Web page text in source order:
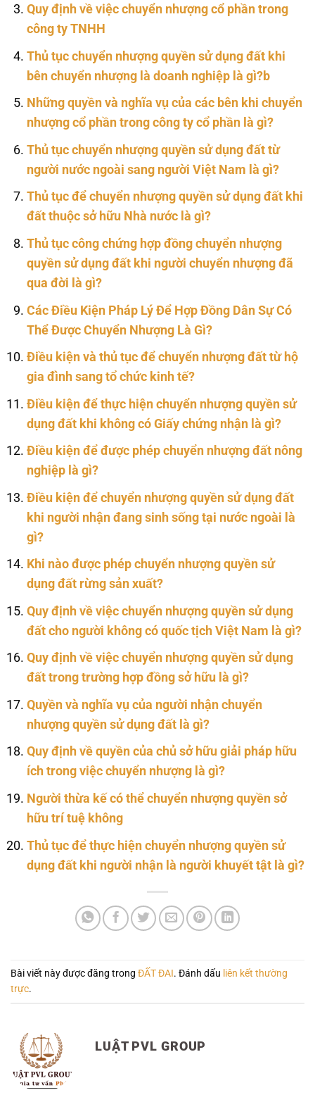
Quy định về việc chuyển nhượng cổ phần trong
công ty TNHH
Thủ tục chuyển nhượng quyền sử dụng đất khi
bên chuyển nhượng là doanh nghiệp là gì?b
Những quyền và nghĩa vụ của các bên khi chuyển
nhượng cổ phần trong công ty cổ phần là gì?
Thủ tục chuyển nhượng quyền sử dụng đất từ
người nước ngoài sang người Việt Nam là gì?
Thủ tục để chuyển nhượng quyền sử dụng đất khi
đất thuộc sở hữu Nhà nước là gì?
Thủ tục công chứng hợp đồng chuyển nhượng
quyền sử dụng đất khi người chuyển nhượng đã
qua đời là gì?
Các Điều Kiện Pháp Lý Để Hợp Đồng Dân Sự Có
Thể Được Chuyển Nhượng Là Gì?
Điều kiện và thủ tục để chuyển nhượng đất từ hộ
gia đình sang tổ chức kinh tế?
Điều kiện để thực hiện chuyển nhượng quyền sử
dụng đất khi không có Giấy chứng nhận là gì?
Điều kiện để được phép chuyển nhượng đất nông
nghiệp là gì?
Điều kiện để chuyển nhượng quyền sử dụng đất
khi người nhận đang sinh sống tại nước ngoài là
gì?
Khi nào được phép chuyển nhượng quyền sử
dụng đất rừng sản xuất?
Quy định về việc chuyển nhượng quyền sử dụng
đất cho người không có quốc tịch Việt Nam là gì?
Quy định về việc chuyển nhượng quyền sử dụng
đất trong trường hợp đồng sở hữu là gì?
Quyền và nghĩa vụ của người nhận chuyển
nhượng quyền sử dụng đất là gì?
Quy định về quyền của chủ sở hữu giải pháp hữu
ích trong việc chuyển nhượng là gì?
Người thừa kế có thể chuyển nhượng quyền sở
hữu trí tuệ không
Thủ tục để thực hiện chuyển nhượng quyền sử
dụng đất khi người nhận là người khuyết tật là gì?
Bài viết này được đăng trong ĐẤT ĐAI. Đánh dấu liên kết thường
trực.
LUẬT PVL GROUP